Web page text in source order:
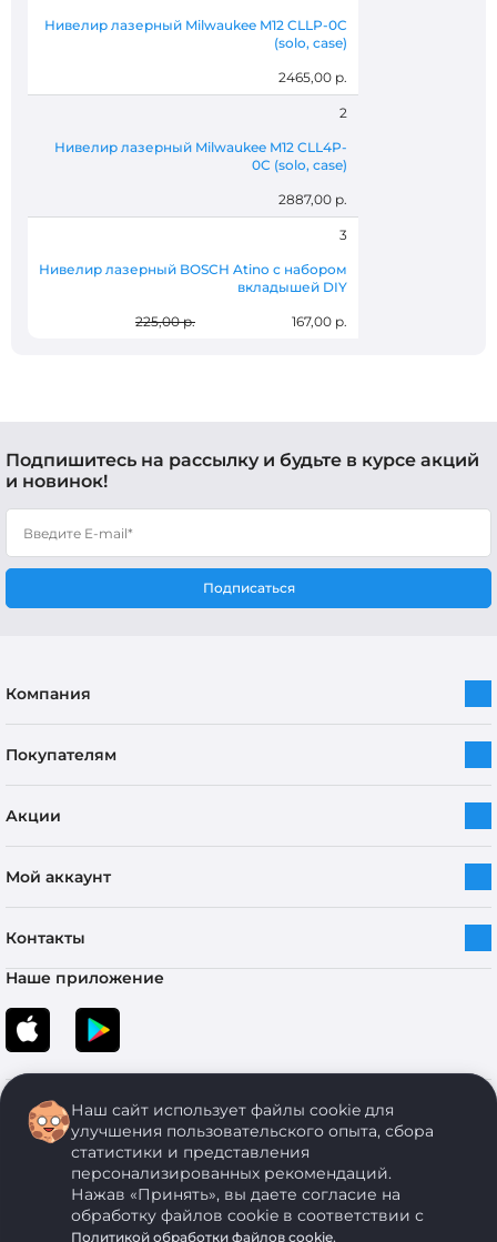
Нивелир лазерный Milwaukee M12 CLLP-0C
(solo, case)
2465,00 р.
2
Нивелир лазерный Milwaukee M12 CLL4P-
0C (solo, case)
2887,00 р.
3
Нивелир лазерный BOSCH Atino с набором
вкладышей DIY
225,00 р. 167,00 р.
Подпишитесь на рассылку и будьте в курсе акций
и новинок!
Подписаться
Компания
Покупателям
Акции
Мой аккаунт
Контакты
Наше приложение
Copyright © 2005-2026 ОДО “ЭКОНОМСТРОЙ”. Все права защищены.
Наш сайт использует файлы cookie для
улучшения пользовательского опыта, сбора
статистики и представления
персонализированных рекомендаций.
Нажав «Принять», вы даете согласие на
обработку файлов cookie в соответствии с
Политикой обработки файлов cookie.